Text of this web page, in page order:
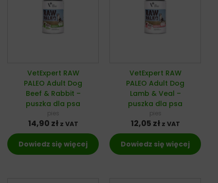
VetExpert RAW
PALEO Adult Dog
Beef & Rabbit –
puszka dla psa
pies
14,90 zł z VAT
Dowiedz się więcej
VetExpert RAW
PALEO Adult Dog
Lamb & Veal –
puszka dla psa
pies
12,05 zł z VAT
Dowiedz się więcej